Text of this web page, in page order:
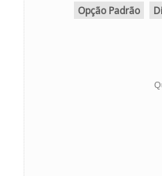
Opção Padrão